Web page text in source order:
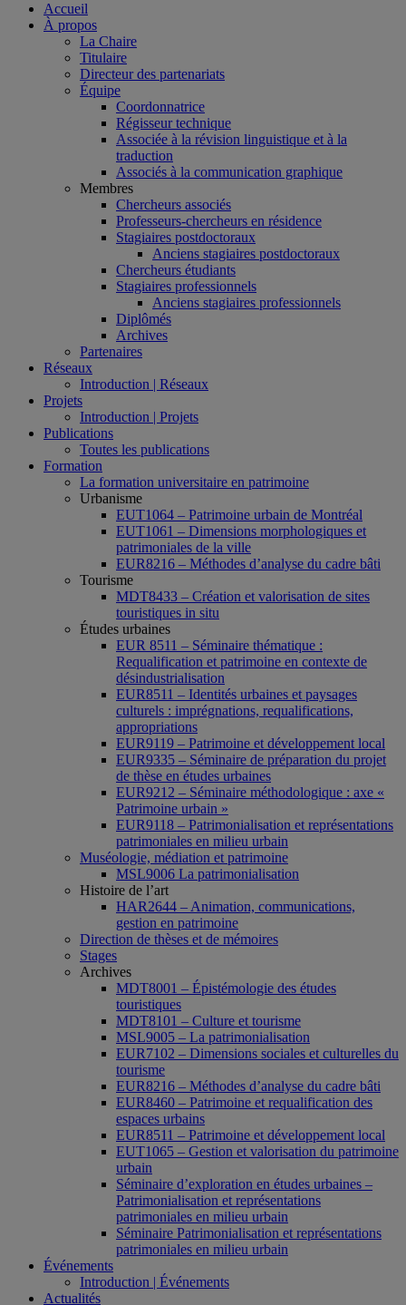
Accueil
À propos
La Chaire
Titulaire
Directeur des partenariats
Équipe
Coordonnatrice
Régisseur technique
Associée à la révision linguistique et à la
traduction
Associés à la communication graphique
Membres
Chercheurs associés
Professeurs-chercheurs en résidence
Stagiaires postdoctoraux
Anciens stagiaires postdoctoraux
Chercheurs étudiants
Stagiaires professionnels
Anciens stagiaires professionnels
Diplômés
Archives
Partenaires
Réseaux
Introduction | Réseaux
Projets
Introduction | Projets
Publications
Toutes les publications
Formation
La formation universitaire en patrimoine
Urbanisme
EUT1064 – Patrimoine urbain de Montréal
EUT1061 – Dimensions morphologiques et
patrimoniales de la ville
EUR8216 – Méthodes d’analyse du cadre bâti
Tourisme
MDT8433 – Création et valorisation de sites
touristiques in situ
Études urbaines
EUR 8511 – Séminaire thématique :
Requalification et patrimoine en contexte de
désindustrialisation
EUR8511 – Identités urbaines et paysages
culturels : imprégnations, requalifications,
appropriations
EUR9119 – Patrimoine et développement local
EUR9335 – Séminaire de préparation du projet
de thèse en études urbaines
EUR9212 – Séminaire méthodologique : axe «
Patrimoine urbain »
EUR9118 – Patrimonialisation et représentations
patrimoniales en milieu urbain
Muséologie, médiation et patrimoine
MSL9006 La patrimonialisation
Histoire de l’art
HAR2644 – Animation, communications,
gestion en patrimoine
Direction de thèses et de mémoires
Stages
Archives
MDT8001 – Épistémologie des études
touristiques
MDT8101 – Culture et tourisme
MSL9005 – La patrimonialisation
EUR7102 – Dimensions sociales et culturelles du
tourisme
EUR8216 – Méthodes d’analyse du cadre bâti
EUR8460 – Patrimoine et requalification des
espaces urbains
EUR8511 – Patrimoine et développement local
EUT1065 – Gestion et valorisation du patrimoine
urbain
Séminaire d’exploration en études urbaines –
Patrimonialisation et représentations
patrimoniales en milieu urbain
Séminaire Patrimonialisation et représentations
patrimoniales en milieu urbain
Événements
Introduction | Événements
Actualités